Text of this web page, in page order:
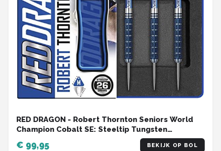
RED DRAGON - Robert Thornton Seniors World
Champion Cobalt SE: Steeltip Tungsten
Dartpijlen Professioneel - 26 gram
€ 99,95 BEKIJK OP BOL